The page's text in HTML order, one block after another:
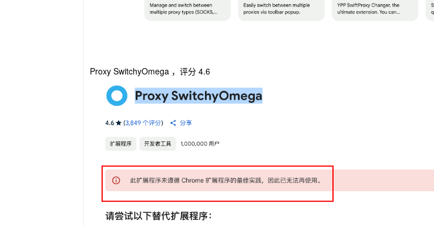
Proxy SwitchyOmega ，评分 4.6